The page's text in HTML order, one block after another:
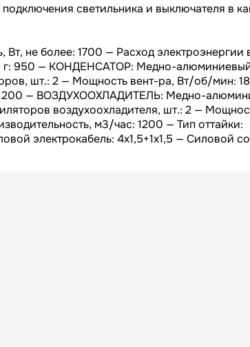
Страна Россия
Гарантия 365
светильника и выключателя в
не более: 1700 — Расход электроэнергии
г: 950 — КОНДЕНСАТОР: Медно-
шт.: 2 — Мощность вент-ра, Вт/об/мин:
1200 — ВОЗДУХООХЛАДИТЕЛЬ: Медно-
воздухоохладителя, шт.: 2 —
м3/час: 1200 — Тип оттайки:
электрокабель: 4x1,5+1x1,5 — Силовой